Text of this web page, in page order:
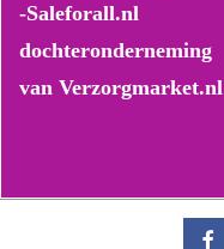
-Saleforall.nl
dochteronderneming
van Verzorgmarket.nl